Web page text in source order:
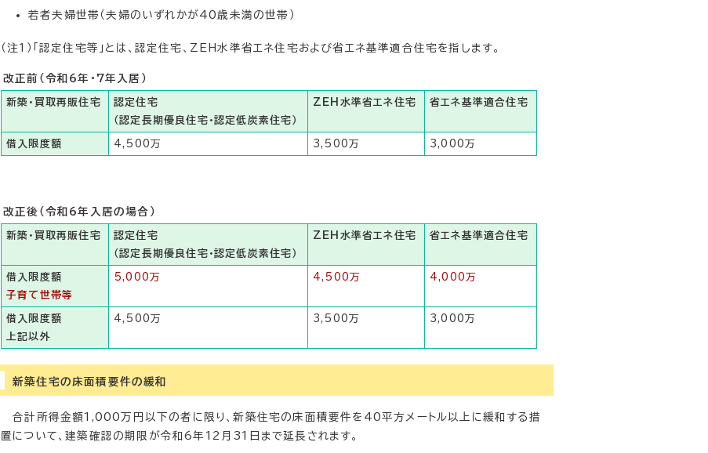
若者夫婦世帯（夫婦のいずれかが40歳未満の世帯）
（注1）「認定住宅等」とは、認定住宅、ZEH水準省エネ住宅および省エネ基準適合住宅を指します。
改正前（令和6年・7年入居）
新築・買取再販住宅
認定住宅
（認定長期優良住宅・認定低炭素住宅）
ZEH水準省エネ住宅 省エネ基準適合住宅
借入限度額 4,500万 3,500万 3,000万
改正後（令和6年入居の場合）
新築・買取再販住宅
認定住宅
（認定長期優良住宅・認定低炭素住宅）
ZEH水準省エネ住宅 省エネ基準適合住宅
借入限度額
子育て世帯等
5,000万 4,500万 4,000万
借入限度額
上記以外
4,500万 3,500万 3,000万
新築住宅の床面積要件の緩和
合計所得金額1,000万円以下の者に限り、新築住宅の床面積要件を40平方メートル以上に緩和する措
置について、建築確認の期限が令和6年12月31日まで延長されます。